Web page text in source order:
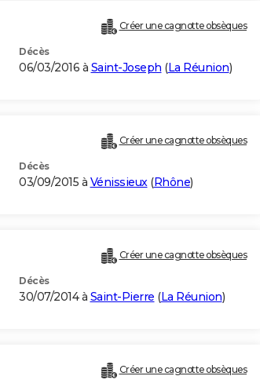
Créer une cagnotte obsèques
Décès
06/03/2016 à Saint-Joseph (La Réunion)
Créer une cagnotte obsèques
Décès
03/09/2015 à Vénissieux(Rhône)
Créer une cagnotte obsèques
Décès
30/07/2014 à Saint-Pierre (La Réunion)
Créer une cagnotte obsèques